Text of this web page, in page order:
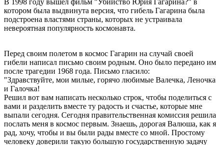
котором была выдвинута версия, что гибель Гагарина была
подстроена властями страны, которых не устраивала
невероятная популярность космонавта.
Перед своим полетом в космос Гагарин на случай своей
гибели написал письмо своим родным. Оно было передано им
после трагедии 1968 года. Письмо гласило:
"Здравствуйте, мои милые, горячо любимые Валечка, Леночка
и Галочка!
Решил вот вам написать несколько строк, чтобы поделиться с
вами и разделить вместе ту радость и счастье, которые мне
выпали сегодня. Сегодня правительственная комиссия решила
послать меня в космос первым. Знаешь, дорогая Валюша, как я
рад, хочу, чтобы и вы были рады вместе со мной. Простому
человеку доверили такую большую государственную задачу